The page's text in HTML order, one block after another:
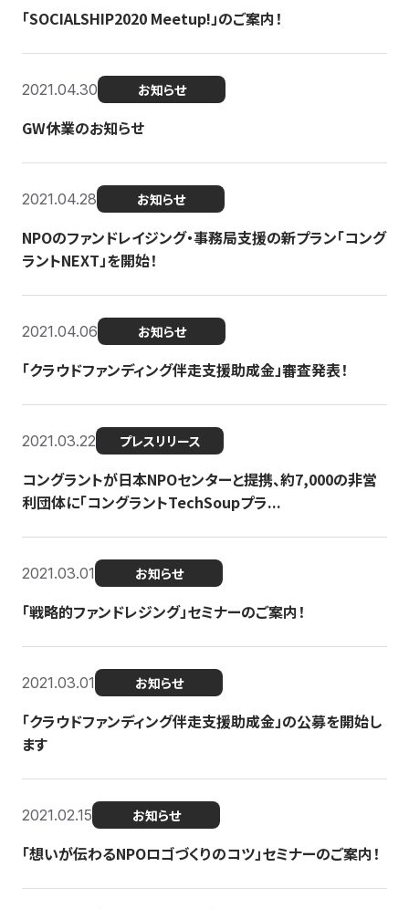
「SOCIALSHIP2020 Meetup!」のご案内！
2021.04.30 お知らせ
GW休業のお知らせ
2021.04.28 お知らせ
NPOのファンドレイジング・事務局支援の新プラン「コング
ラントNEXT」を開始！
2021.04.06 お知らせ
「クラウドファンディング伴走支援助成金」審査発表！
2021.03.22 プレスリリース
コングラントが日本NPOセンターと提携、約7,000の非営
利団体に「コングラントTechSoupプラ...
2021.03.01 お知らせ
「戦略的ファンドレジング」セミナーのご案内！
2021.03.01 お知らせ
「クラウドファンディング伴走支援助成金」の公募を開始し
ます
2021.02.15 お知らせ
「想いが伝わるNPOロゴづくりのコツ」セミナーのご案内！